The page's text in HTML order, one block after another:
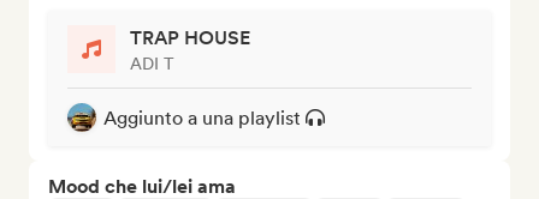
TRAP HOUSE
ADI T
Aggiunto a una playlist
Mood che lui/lei ama